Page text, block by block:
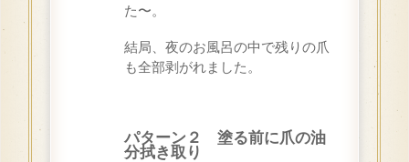
た〜。
結局、夜のお風呂の中で残りの爪
も全部剥がれました。
パターン２ 塗る前に爪の油
分拭き取り